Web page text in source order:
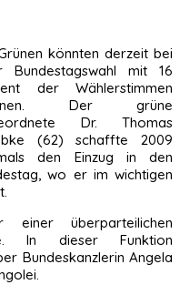
könnten derzeit bei
Bundestagswahl mit 16
der Wählerstimmen
Der grüne
Dr. Thomas
(62) schaffte 2009
den Einzug in den
wo er im wichtigen
überparteilichen
In dieser Funktion
Bundeskanzlerin Angela